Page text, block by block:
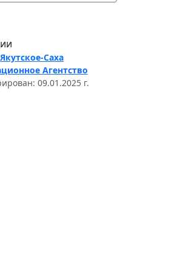
Якутское-Саха
Агентство
09.01.2025 г.